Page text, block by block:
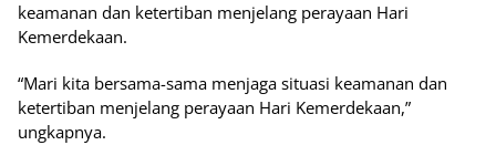
keamanan dan ketertiban menjelang perayaan Hari
Kemerdekaan.
“Mari kita bersama-sama menjaga situasi keamanan dan
ketertiban menjelang perayaan Hari Kemerdekaan,”
ungkapnya.